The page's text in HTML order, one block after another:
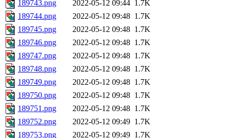
189743.png 2022-05-12 09:44 1.7K
189744.png
2022-05-12 09:48 1.7K
189745.png
2022-05-12 09:48 1.7K
189746.png
2022-05-12 09:48 1.7K
189747.png
2022-05-12 09:48 1.7K
189748.png
2022-05-12 09:48 1.7K
189749.png
2022-05-12 09:48 1.7K
189750.png
2022-05-12 09:48 1.7K
189751.png
2022-05-12 09:48 1.7K
189752.png
2022-05-12 09:49 1.7K
189753.png
2022-05-12 09:49 1.7K